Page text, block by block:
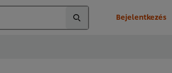
Bejelentkezés